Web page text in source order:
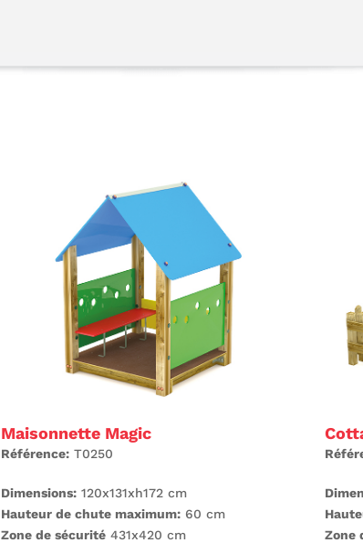
Maisonnette Magic
Référence: T0250
Dimensions: 120x131xh172 cm
Hauteur de chute maximum: 60 cm
Zone de sécurité 431x420 cm
Zone